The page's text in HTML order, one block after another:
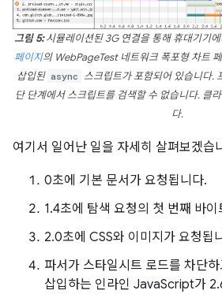
그림 5:시뮬레이션된 3G 연결을 통해 휴대기기
페이지의 WebPageTest 네트워크 폭포형 차트
삽입된 async 스크립트가 포함되어 있습니다.
단 단계에서 스크립트를 검색할 수 없습니다. 클
다.
여기서 일어난 일을 자세히 살펴보겠습
0초에 기본 문서가 요청됩니다.
1.4초에 탐색 요청의 첫 번째 바
2.0초에 CSS와 이미지가 요청됩
파서가 스타일시트 로드를 차단하
삽입하는 인라인 JavaScript가